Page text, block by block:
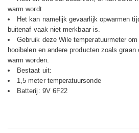
warm wordt.
Het kan namelijk gevaarlijk opwarmen
buitenaf vaak niet merkbaar is.
Gebruik deze Wile temperatuurmeter
hooibalen en andere producten zoals
warm worden.
Bestaat uit:
1,5 meter temperatuursonde
Batterij: 9V 6F22